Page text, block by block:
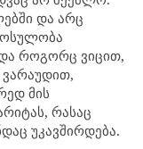
და არც
როგორც ვიცით,
მის
რასაც
უკავშირდება.